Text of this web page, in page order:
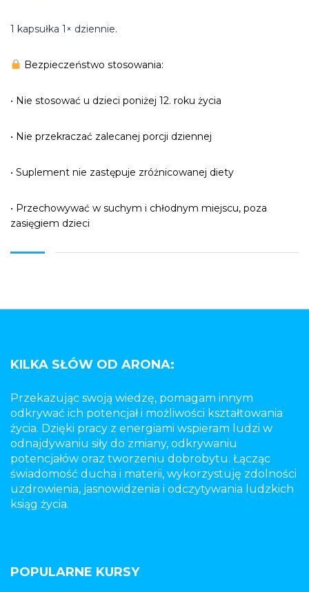
1 kapsułka 1× dziennie.
Bezpieczeństwo stosowania:
• Nie stosować u dzieci poniżej 12. roku życia
• Nie przekraczać zalecanej porcji dziennej
• Suplement nie zastępuje zróżnicowanej diety
• Przechowywać w suchym i chłodnym miejscu, poza
zasięgiem dzieci
KILKA SŁÓW OD ARONA:
Przekazując swoją wiedzę, pomagam innym
odkrywać ich potencjał i możliwości kształtowania
życia. Dzięki pracy z energiami wspieram ludzi w
odnajdywaniu siły do zmiany, odkrywaniu
potencjałów oraz tworzeniu dobrobytu. Łącząc
świadomość ducha i materii, wykorzystuję zdolności
uzdrowienia, jasnowidzenia i odczytywania ludzkich
ksiąg życia.
POPULARNE KURSY